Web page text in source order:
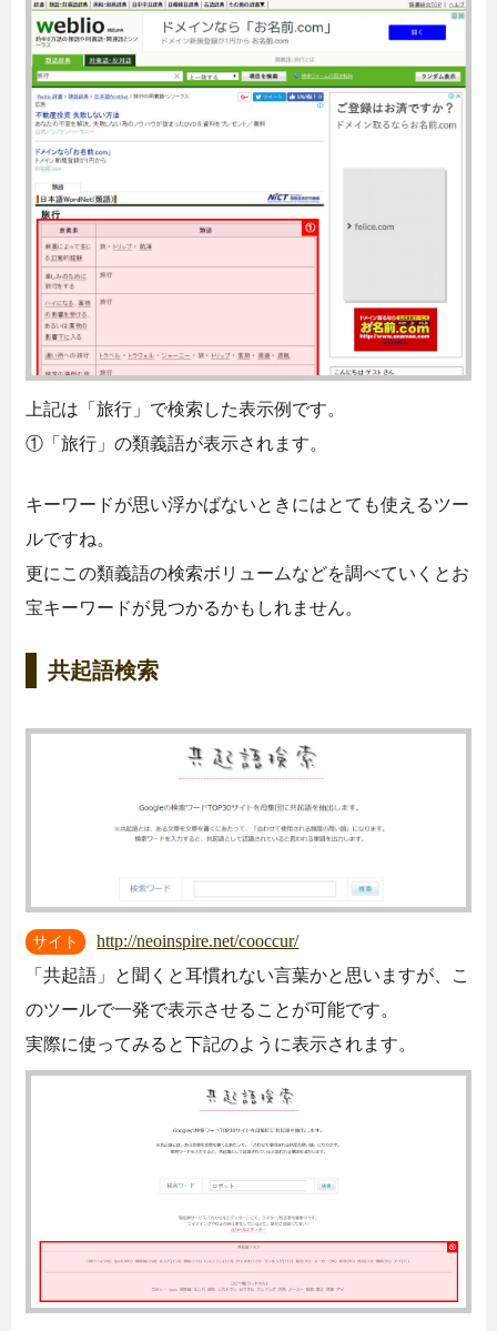
上記は「旅行」で検索した表示例です。
①「旅行」の類義語が表示されます。
キーワードが思い浮かばないときにはとても使えるツー
ルですね。
更にこの類義語の検索ボリュームなどを調べていくとお
宝キーワードが見つかるかもしれません。
共起語検索
サイト
http://neoinspire.net/cooccur/
「共起語」と聞くと耳慣れない言葉かと思いますが、こ
のツールで一発で表示させることが可能です。
実際に使ってみると下記のように表示されます。